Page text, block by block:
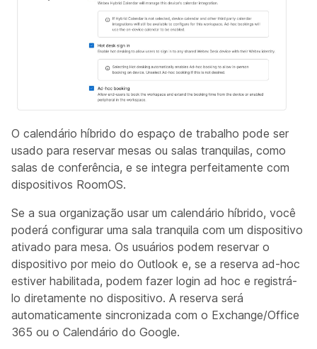
O calendário híbrido do espaço de trabalho pode ser
usado para reservar mesas ou salas tranquilas, como
salas de conferência, e se integra perfeitamente com
dispositivos RoomOS.
Se a sua organização usar um calendário híbrido, você
poderá configurar uma sala tranquila com um dispositivo
ativado para mesa. Os usuários podem reservar o
dispositivo por meio do Outlook e, se a reserva ad-hoc
estiver habilitada, podem fazer login ad hoc e registrá-
lo diretamente no dispositivo. A reserva será
automaticamente sincronizada com o Exchange/Office
365 ou o Calendário do Google.